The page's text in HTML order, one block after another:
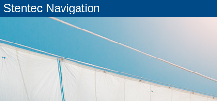
Stentec Navigation